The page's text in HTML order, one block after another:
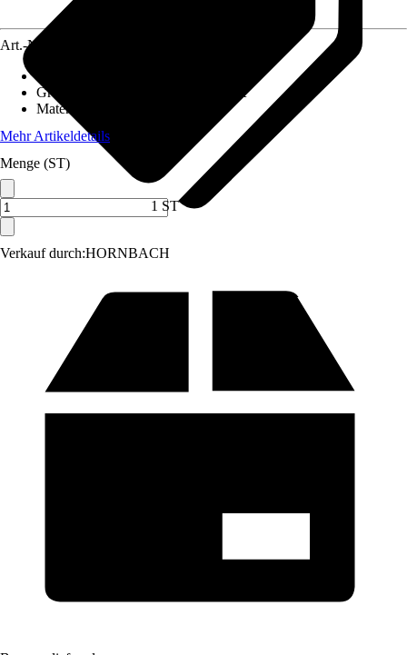
Verkauf durch:HORNBACH
Art.-Nr.
Grundfarbe
Braun, Grün, Gelb, Rot
Material
Mehr Artikeldetails
Menge (ST)
1 ST